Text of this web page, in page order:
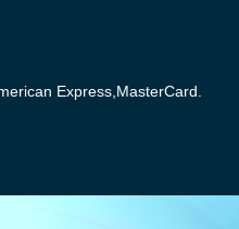
Express,MasterCard.